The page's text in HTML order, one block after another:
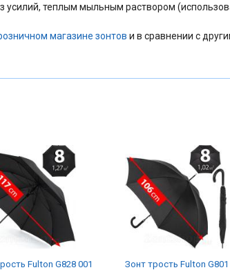
теплым мыльным раствором
магазине зонтов и в сравнении с
Fulton G828 001
Зонт трость Fulton G801